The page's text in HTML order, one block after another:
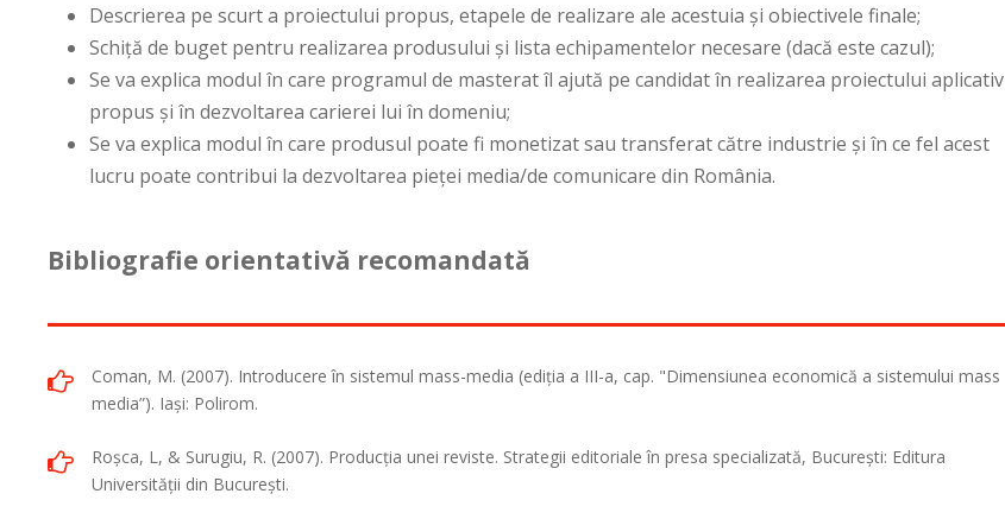
Descrierea pe scurt a proiectului propus, etapele de realizare ale acestuia și obiectivele finale;
Schiță de buget pentru realizarea produsului și lista echipamentelor necesare (dacă este cazul);
Se va explica modul în care programul de masterat îl ajută pe candidat în realizarea proiectului aplicativ
propus și în dezvoltarea carierei lui în domeniu;
Se va explica modul în care produsul poate fi monetizat sau transferat către industrie și în ce fel acest
lucru poate contribui la dezvoltarea pieței media/de comunicare din România.
Bibliografie orientativă recomandată
Coman, M. (2007). Introducere în sistemul mass-media (ediţia a III-a, cap. "Dimensiunea economică a sistemului mass
media”). Iaşi: Polirom.
Roşca, L, & Surugiu, R. (2007). Producţia unei reviste. Strategii editoriale în presa specializată, Bucureşti: Editura
Universităţii din Bucureşti.